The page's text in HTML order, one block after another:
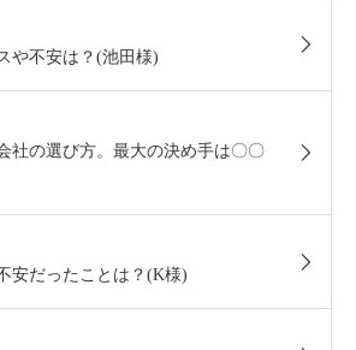
や不安は？(池田様)
社の選び方。最大の決め手は〇〇
安だったことは？(K様)